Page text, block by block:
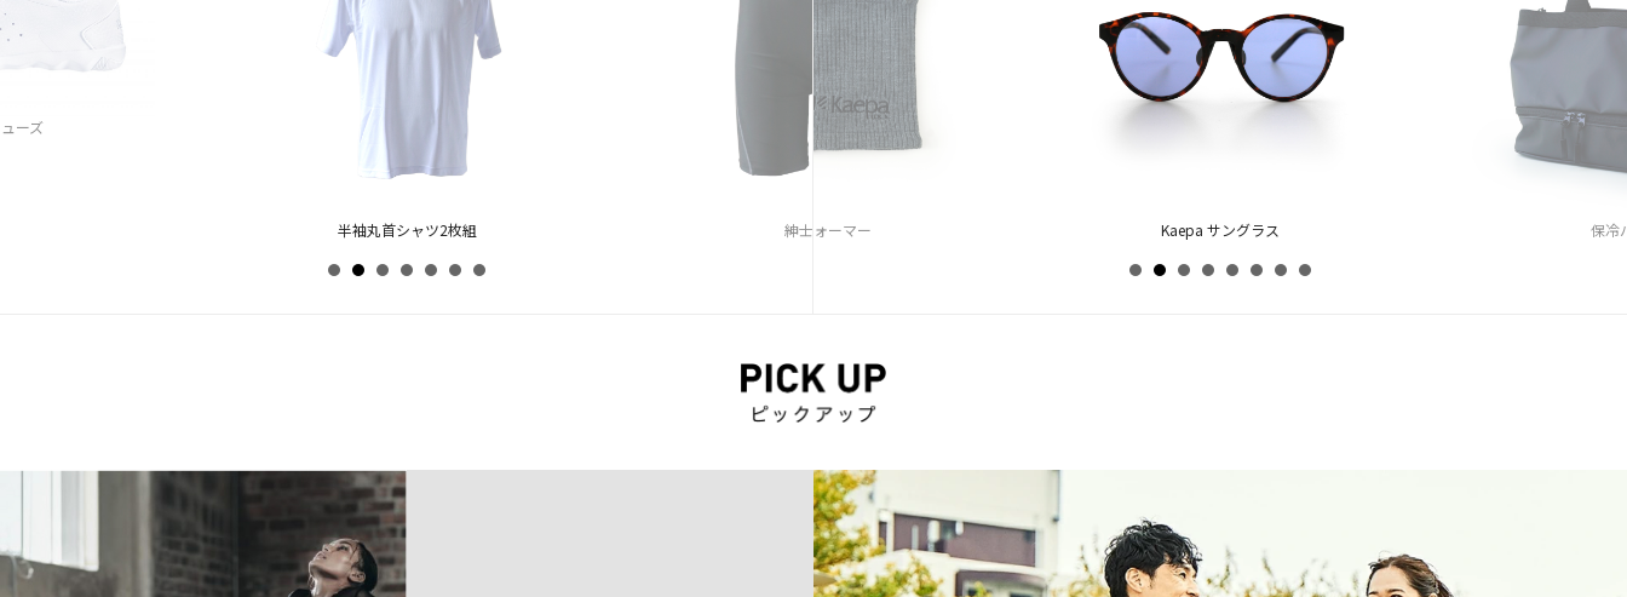
アスリートセット（トップス）
発泡バッグM（K/P HM-368-09） ネックウォーマー Kaepa サングラス 保冷